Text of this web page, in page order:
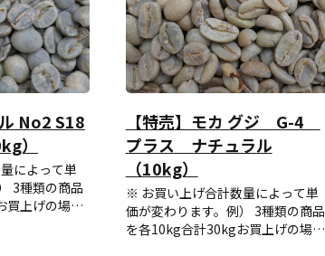
No2 S18
）
によって単
3種類の商品
買上げの場
【特売】モカ グジ G-4
プラス ナチュラル
（10kg）
※ お買い上げ合計数量によって単
価が変わります。例） 3種類の商品
を各10kg合計30kgお買上げの場